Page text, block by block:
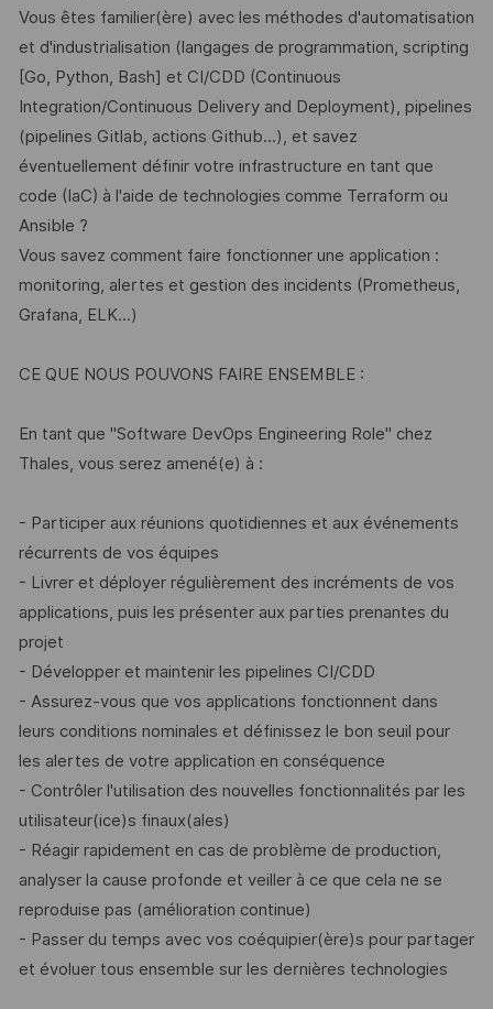
Vous êtes familier(ère) avec les méthodes d'automatisation
et d'industrialisation (langages de programmation, scripting
[Go, Python, Bash] et CI/CDD (Continuous
Integration/Continuous Delivery and Deployment), pipelines
(pipelines Gitlab, actions Github...), et savez
éventuellement définir votre infrastructure en tant que
code (IaC) à l'aide de technologies comme Terraform ou
Ansible ?
Vous savez comment faire fonctionner une application :
monitoring, alertes et gestion des incidents (Prometheus,
Grafana, ELK...)
CE QUE NOUS POUVONS FAIRE ENSEMBLE :
En tant que "Software DevOps Engineering Role" chez
Thales, vous serez amené(e) à :
- Participer aux réunions quotidiennes et aux événements
récurrents de vos équipes
- Livrer et déployer régulièrement des incréments de vos
applications, puis les présenter aux parties prenantes du
projet
- Développer et maintenir les pipelines CI/CDD
- Assurez-vous que vos applications fonctionnent dans
leurs conditions nominales et définissez le bon seuil pour
les alertes de votre application en conséquence
- Contrôler l'utilisation des nouvelles fonctionnalités par les
utilisateur(ice)s finaux(ales)
- Réagir rapidement en cas de problème de production,
analyser la cause profonde et veiller à ce que cela ne se
reproduise pas (amélioration continue)
- Passer du temps avec vos coéquipier(ère)s pour partager
et évoluer tous ensemble sur les dernières technologies